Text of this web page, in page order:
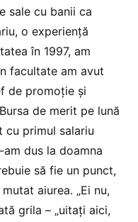
sale cu banii ca
o experiență
în 1997, am
facultate am avut
de promoție și
de merit pe lună
cu primul salariu
dus la doamna
să fie un punct,
aiurea. „Ei nu,
grila – „uitați aici,